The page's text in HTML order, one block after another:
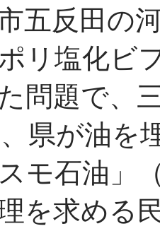
五反田の
リ塩化ビ
問題で、
県が油を
モ石油」
を求める